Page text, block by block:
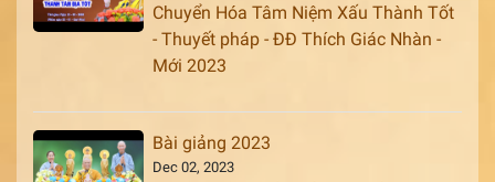
Chuyển Hóa Tâm Niệm Xấu Thành Tốt
- Thuyết pháp - ĐĐ Thích Giác Nhàn -
Mới 2023
Bài giảng 2023
Dec 02, 2023